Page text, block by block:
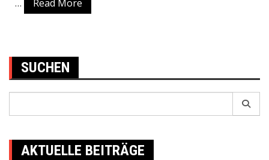
…
Read More
SUCHEN
for:
AKTUELLE BEITRÄGE